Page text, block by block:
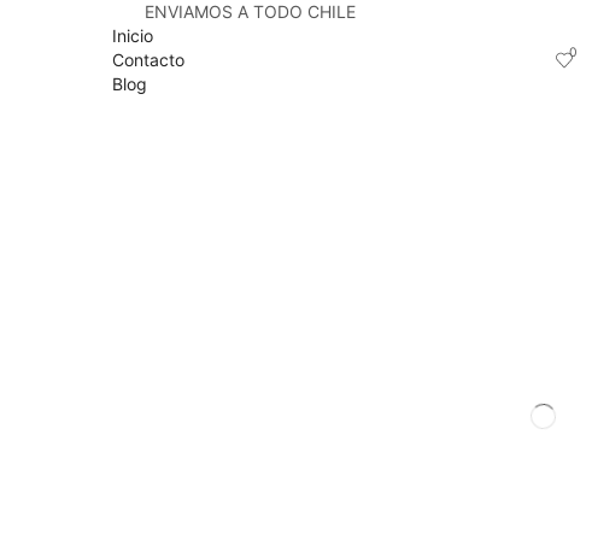
ENVIAMOS A TODO CHILE
Inicio
Contacto
Blog
0